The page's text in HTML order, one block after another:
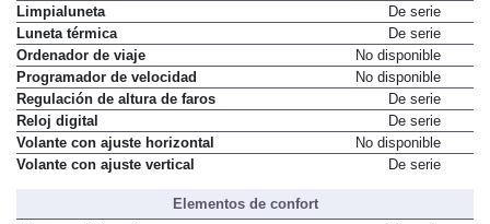
Limpialuneta
De serie
Luneta térmica
De serie
Ordenador de viaje
No disponible
Programador de velocidad
No disponible
Regulación de altura de faros
De serie
Reloj digital
De serie
Volante con ajuste horizontal
No disponible
Volante con ajuste vertical
De serie
Elementos de confort